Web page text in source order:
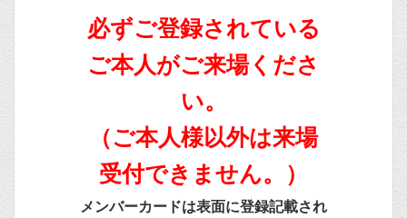
必ずご登録されている
ご本人がご来場くださ
い。
（ご本人様以外は来場
受付できません。）
メンバーカードは表面に登録記載され